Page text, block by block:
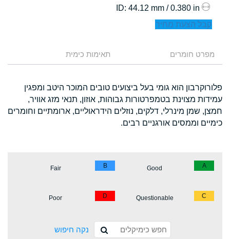
: 44.12 mm / 0.380 in
קבל הצעת מחיר
מפרט חומרים תאימות כימית
פלורוקרבון הוא גומי בעל ביצועים טובים המוכר היטב ומפגין
עמידות מצוינת בטמפרטורות גבוהות, אוזון, תנאי מזג אוויר,
חמצן, שמן מינרלי, דלקים, נוזלים הידראוליים, ארומתיים וחומרים
כימיים וממסים אורגניים רבים.
A
Good
B
Fair
C
Questionable
D
Poor
נקה חיפוש